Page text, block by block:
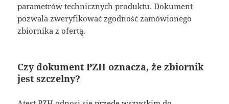
parametrów technicznych produktu. Dokument
pozwala zweryfikować zgodność zamówionego
zbiornika z ofertą.
Czy dokument PZH oznacza, że zbiornik
jest szczelny?